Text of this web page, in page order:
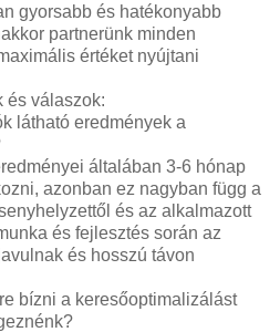
gyorsabb és hatékonyabb
partnerünk minden
értéket nyújtani
és válaszok:
látható eredmények a
általában 3-6 hónap
azonban ez nagyban függ a
és az alkalmazott
és fejlesztés során az
és hosszú távon
bízni a keresőoptimalizálást